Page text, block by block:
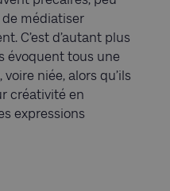
médiatiser
C’est d’autant plus
évoquent tous une
niée, alors qu’ils
créativité en
expressions